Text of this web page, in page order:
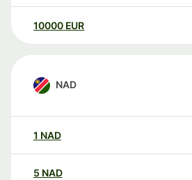
10000 EUR
NAD
1 NAD
5 NAD